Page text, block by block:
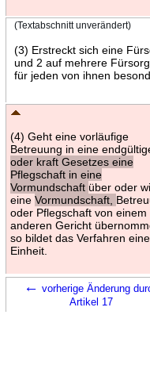
(Textabschnitt unverändert)
(3) Erstreckt sich eine
und 2 auf mehrere
für jeden von ihnen
(4) Geht eine vorläufige
Betreuung in eine
oder kraft Gesetzes eine
Pflegschaft in eine
Vormundschaft über oder
eine Vormundschaft,
oder Pflegschaft von einem
anderen Gericht
so bildet das Verfahren eine
Einheit.
← vorherige Änderung
Artikel 17